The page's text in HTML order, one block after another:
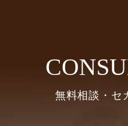
無料相談・セ